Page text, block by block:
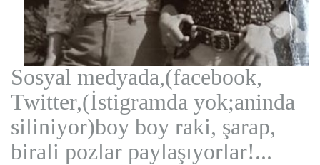
Sosyal medyada,(facebook,
Twitter,(İstigramda yok;aninda
siliniyor)boy boy raki, şarap,
birali pozlar paylaşıyorlar!...